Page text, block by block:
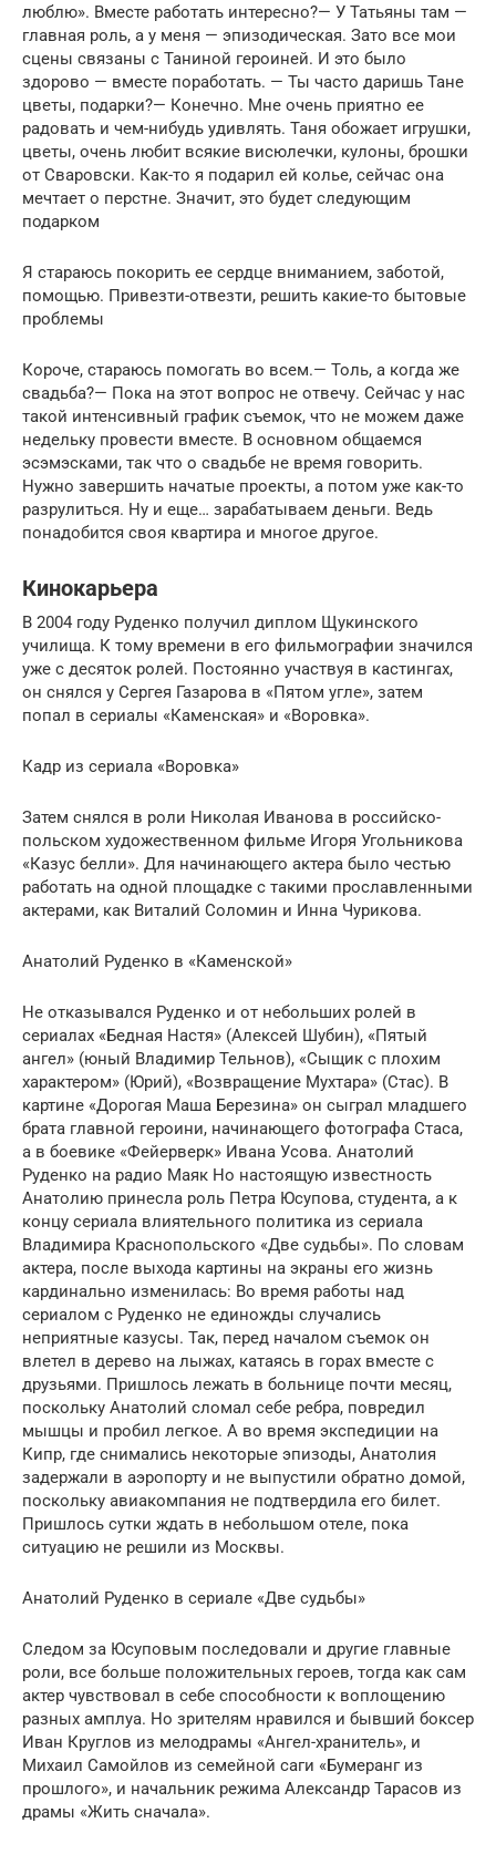
люблю». Вместе работать интересно?— У Татьяны там —
главная роль, а у меня — эпизодическая. Зато все мои
сцены связаны с Таниной героиней. И это было
здорово — вместе поработать. — Ты часто даришь Тане
цветы, подарки?— Конечно. Мне очень приятно ее
радовать и чем-нибудь удивлять. Таня обожает игрушки,
цветы, очень любит всякие висюлечки, кулоны, брошки
от Сваровски. Как-то я подарил ей колье, сейчас она
мечтает о перстне. Значит, это будет следующим
подарком
Я стараюсь покорить ее сердце вниманием, заботой,
помощью. Привезти-отвезти, решить какие-то бытовые
проблемы
Короче, стараюсь помогать во всем.— Толь, а когда же
свадьба?— Пока на этот вопрос не отвечу. Сейчас у нас
такой интенсивный график съемок, что не можем даже
недельку провести вместе. В основном общаемся
эсэмэсками, так что о свадьбе не время говорить.
Нужно завершить начатые проекты, а потом уже как-то
разрулиться. Ну и еще… зарабатываем деньги. Ведь
понадобится своя квартира и многое другое.
Кинокарьера
В 2004 году Руденко получил диплом Щукинского
училища. К тому времени в его фильмографии значился
уже с десяток ролей. Постоянно участвуя в кастингах,
он снялся у Сергея Газарова в «Пятом угле», затем
попал в сериалы «Каменская» и «Воровка».
Кадр из сериала «Воровка»
Затем снялся в роли Николая Иванова в российско-
польском художественном фильме Игоря Угольникова
«Казус белли». Для начинающего актера было честью
работать на одной площадке с такими прославленными
актерами, как Виталий Соломин и Инна Чурикова.
Анатолий Руденко в «Каменской»
Не отказывался Руденко и от небольших ролей в
сериалах «Бедная Настя» (Алексей Шубин), «Пятый
ангел» (юный Владимир Тельнов), «Сыщик с плохим
характером» (Юрий), «Возвращение Мухтара» (Стас). В
картине «Дорогая Маша Березина» он сыграл младшего
брата главной героини, начинающего фотографа Стаса,
а в боевике «Фейерверк» Ивана Усова. Анатолий
Руденко на радио Маяк Но настоящую известность
Анатолию принесла роль Петра Юсупова, студента, а к
концу сериала влиятельного политика из сериала
Владимира Краснопольского «Две судьбы». По словам
актера, после выхода картины на экраны его жизнь
кардинально изменилась: Во время работы над
сериалом с Руденко не единожды случались
неприятные казусы. Так, перед началом съемок он
влетел в дерево на лыжах, катаясь в горах вместе с
друзьями. Пришлось лежать в больнице почти месяц,
поскольку Анатолий сломал себе ребра, повредил
мышцы и пробил легкое. А во время экспедиции на
Кипр, где снимались некоторые эпизоды, Анатолия
задержали в аэропорту и не выпустили обратно домой,
поскольку авиакомпания не подтвердила его билет.
Пришлось сутки ждать в небольшом отеле, пока
ситуацию не решили из Москвы.
Анатолий Руденко в сериале «Две судьбы»
Следом за Юсуповым последовали и другие главные
роли, все больше положительных героев, тогда как сам
актер чувствовал в себе способности к воплощению
разных амплуа. Но зрителям нравился и бывший боксер
Иван Круглов из мелодрамы «Ангел-хранитель», и
Михаил Самойлов из семейной саги «Бумеранг из
прошлого», и начальник режима Александр Тарасов из
драмы «Жить сначала».